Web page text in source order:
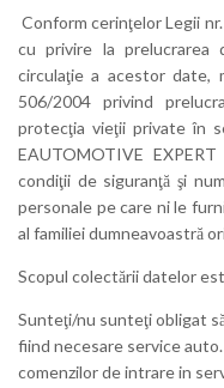
Conform cerinţelor Legii
cu privire la prelucrarea
circulaţie a acestor date,
506/2004 privind
protecţia vieţii private în
EAUTOMOTIVE
condiţii de siguranţă şi
personale pe care ni le
al familiei dumneavoastră
Scopul colectării datelor
Sunteţi/nu sunteţi obligat
fiind necesare service
comenzilor de intrare in